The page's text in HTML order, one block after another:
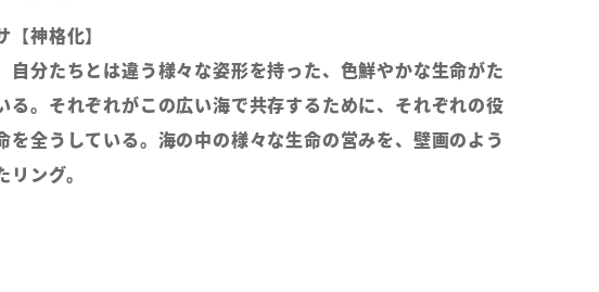
【神格化】
自分たちとは違う様々な姿形を持った、色鮮やかな生命がた
る。それぞれがこの広い海で共存するために、それぞれの役
を全うしている。海の中の様々な生命の営みを、壁画のよう
リング。